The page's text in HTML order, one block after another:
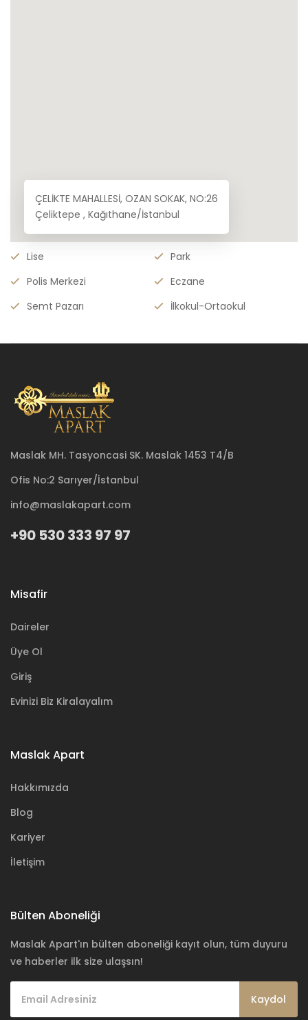
ÇELİKTE MAHALLESİ, OZAN SOKAK, NO:26
Çeliktepe , Kağıthane/İstanbul
Lise
Park
Polis Merkezi
Eczane
Semt Pazarı
İlkokul-Ortaokul
Maslak MH. Tasyoncasi SK. Maslak 1453 T4/B
Ofis No:2 Sarıyer/İstanbul
info@maslakapart.com
+90 530 333 97 97
Misafir
Daireler
Üye Ol
Giriş
Evinizi Biz Kiralayalım
Maslak Apart
Hakkımızda
Blog
Kariyer
İletişim
Bülten Aboneliği
Maslak Apart'ın bülten aboneliği kayıt olun, tüm duyuru
ve haberler ilk size ulaşsın!
Kaydol